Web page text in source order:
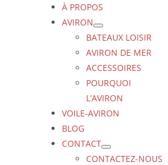
À PROPOS
AVIRON
BATEAUX LOISIR
AVIRON DE MER
ACCESSOIRES
POURQUOI
L’AVIRON
VOILE-AVIRON
BLOG
CONTACT
CONTACTEZ-NOUS